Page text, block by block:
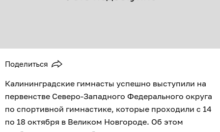
Поделиться
Калининградские гимнасты успешно выступили на
первенстве Северо-Западного Федерального округа
по спортивной гимнастике, которые проходили с 14
по 18 октября в Великом Новгороде. Об этом